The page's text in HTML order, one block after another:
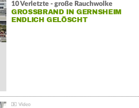
10 Verletzte - große Rauchwolke
GROSSBRAND IN GERNSHEIM E
NDLICH GELÖSCHT